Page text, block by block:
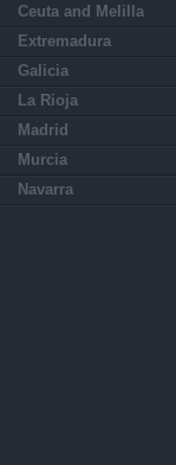
Ceuta and Melilla
Extremadura
Galicia
La Rioja
Madrid
Murcia
Navarra